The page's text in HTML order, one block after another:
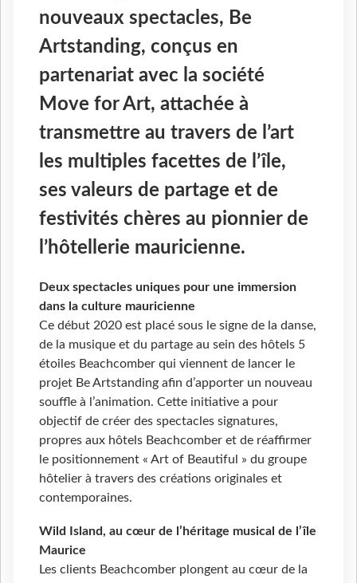
nouveaux spectacles, Be
Artstanding, conçus en
partenariat avec la société
Move for Art, attachée à
transmettre au travers de l’art
les multiples facettes de l’île,
ses valeurs de partage et de
festivités chères au pionnier de
l’hôtellerie mauricienne.
Deux spectacles uniques pour une immersion
dans la culture mauricienne
Ce début 2020 est placé sous le signe de la danse,
de la musique et du partage au sein des hôtels 5
étoiles Beachcomber qui viennent de lancer le
projet Be Artstanding afin d’apporter un nouveau
souffle à l’animation. Cette initiative a pour
objectif de créer des spectacles signatures,
propres aux hôtels Beachcomber et de réaffirmer
le positionnement « Art of Beautiful » du groupe
hôtelier à travers des créations originales et
contemporaines.
Wild Island, au cœur de l’héritage musical de l’île
Maurice
Les clients Beachcomber plongent au cœur de la